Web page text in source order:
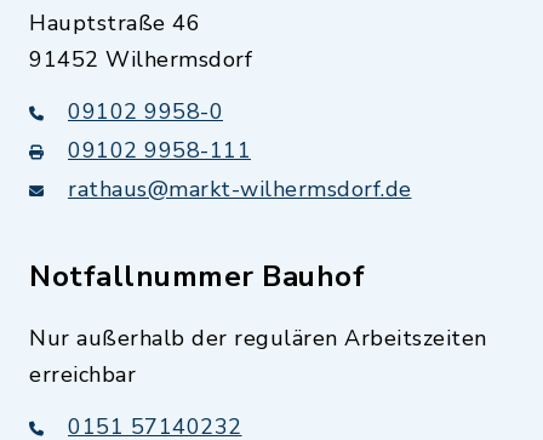
Hauptstraße 46
91452 Wilhermsdorf
09102 9958-0
09102 9958-111
rathaus@markt-wilhermsdorf.de
Notfallnummer Bauhof
Nur außerhalb der regulären Arbeitszeiten
erreichbar
0151 57140232